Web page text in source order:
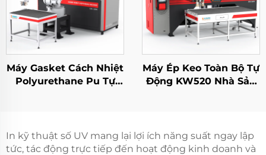
Máy Gasket Cách Nhiệt
Polyurethane Pu Tự
Máy Ép Keo Toàn Bộ Tự
Động KW520 Nhà Sản
Gasket
In kỹ thuật số UV mang lại lợi ích năng suất ngay lập
tức, tác động trực tiếp đến hoạt động kinh doanh và